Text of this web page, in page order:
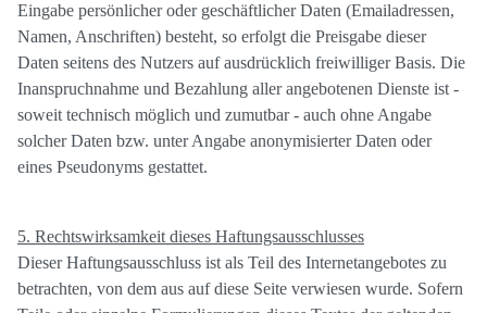
Eingabe persönlicher oder geschäftlicher Daten (Emailadressen,
Namen, Anschriften) besteht, so erfolgt die Preisgabe dieser
Daten seitens des Nutzers auf ausdrücklich freiwilliger Basis. Die
Inanspruchnahme und Bezahlung aller angebotenen Dienste ist -
soweit technisch möglich und zumutbar - auch ohne Angabe
solcher Daten bzw. unter Angabe anonymisierter Daten oder
eines Pseudonyms gestattet.
5. Rechtswirksamkeit dieses Haftungsausschlusses
Dieser Haftungsausschluss ist als Teil des Internetangebotes zu
betrachten, von dem aus auf diese Seite verwiesen wurde. Sofern